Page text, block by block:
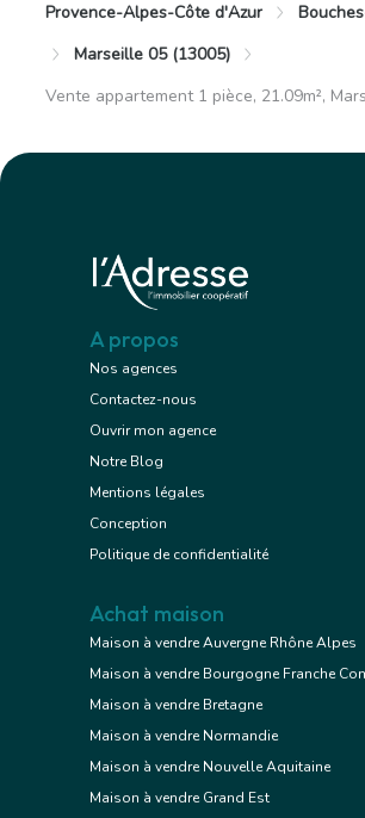
Provence-Alpes-Côte d'Azur
Marseille 05 (13005)
Vente appartement 1 pièce, 21.09m²,
A propos
Nos agences
Contactez-nous
Ouvrir mon agence
Notre Blog
Mentions légales
Conception
Politique de confidentialité
Achat maison
Maison à vendre Auvergne Rhône Alpes
Maison à vendre Bourgogne Franche
Maison à vendre Bretagne
Maison à vendre Normandie
Maison à vendre Nouvelle Aquitaine
Maison à vendre Grand Est